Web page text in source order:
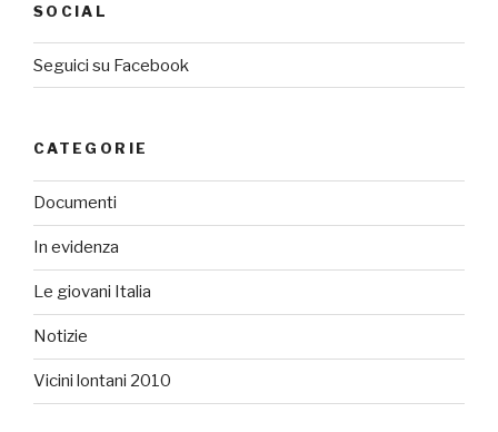
SOCIAL
Seguici su Facebook
CATEGORIE
Documenti
In evidenza
Le giovani Italia
Notizie
Vicini lontani 2010